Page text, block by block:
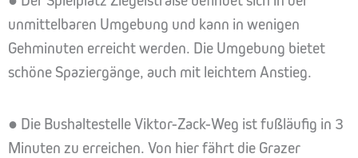
unmittelbaren Umgebung und kann in wenigen
Gehminuten erreicht werden. Die Umgebung bietet
schöne Spaziergänge, auch mit leichtem Anstieg.
● Die Bushaltestelle Viktor-Zack-Weg ist fußläufig in 3
Minuten zu erreichen. Von hier fährt die Grazer